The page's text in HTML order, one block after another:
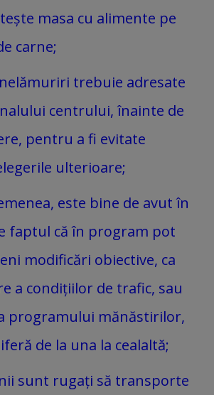
masa cu alimente pe
carne;
trebuie adresate
centrului, înainte de
pentru a fi evitate
ulterioare;
este bine de avut în
faptul că în program pot
modificări obiective, ca
a condițiilor de trafic, sau
programului mănăstirilor,
de la una la cealaltă;
sunt rugați să transporte